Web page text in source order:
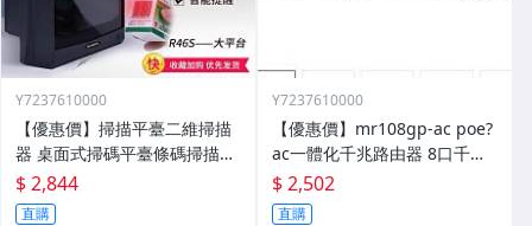
Y7237610000
【優惠價】掃描平臺二維掃描
器 桌面式掃碼平臺條碼掃描器
手機支付超市收銀
$ 2,844
直購
Y7237610000
【優惠價】mr108gp-ac poe?
ac一體化千兆路由器 8口千兆
一體化機 108gp
$ 2,502
直購